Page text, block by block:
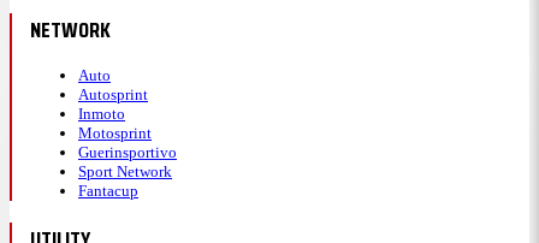
NETWORK
Auto
Autosprint
Inmoto
Motosprint
Guerinsportivo
Sport Network
Fantacup